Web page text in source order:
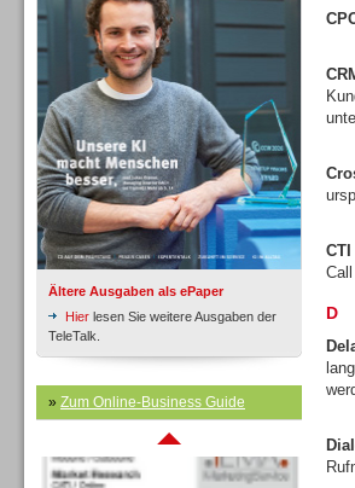
Ältere Ausgaben als ePaper
Hier lesen Sie weitere Ausgaben der
TeleTalk.
» Zum Online-Business Guide
Inbound
Inbound
D